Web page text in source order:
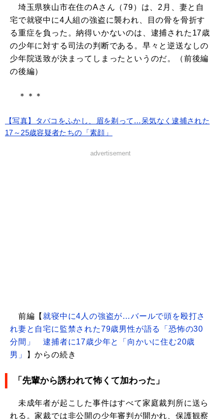
埼玉県狭山市在住のAさん（79）は、2月、妻と自
宅で就寝中に4人組の強盗に襲われ、目の骨を骨折す
る重症を負った。納得いかないのは、逮捕された17歳
の少年に対する司法の判断である。早々と逆送なしの
少年院送致が決まってしまったというのだ。（前後編
の後編）
＊＊＊
【写真】タバコをふかし、眉を剃って…呆気なく逮捕された
17～25歳容疑者たちの「素顔」
advertisement
前編【 就寝中に4人の強盗が…バールで頭を殴打さ
れ妻と自宅に監禁された79歳男性が語る「恐怖の30
分間」 逮捕者に17歳少年と「向かいに住む20歳
男」
】からの続き
「先輩から誘われて怖くて加わった」
未成年者が起こした事件はすべて家庭裁判所に送ら
れる。家裁では非公開の少年審判が開かれ、保護観察